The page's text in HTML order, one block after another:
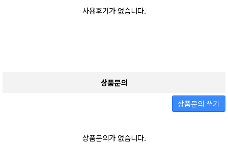
사용후기가 없습니다.
상품문의
상품문의 쓰기
상품문의가 없습니다.